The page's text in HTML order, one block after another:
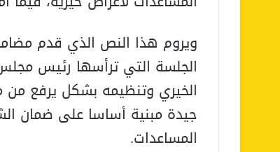
ويروم هذا النص الذي قدم
الجلسة التي ترأسها رئيس
الخيري وتنظيمه بشكل يرفع من
جيدة مبنية أساسا على ضمان
المساعدات.